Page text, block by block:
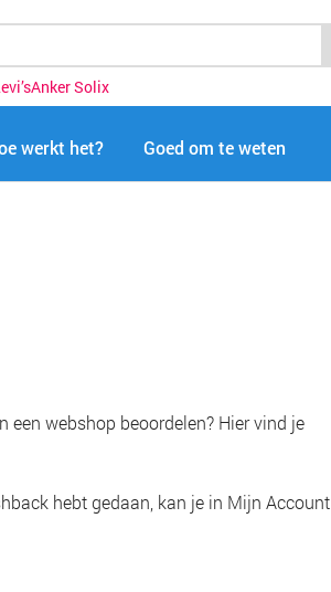
Anker Solix
werkt het? Goed om te weten
een webshop beoordelen? Hier vind je
hebt gedaan, kan je in Mijn Account